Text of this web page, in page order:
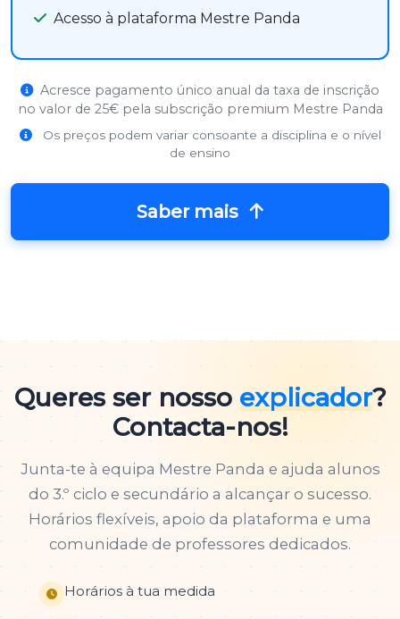
Acesso à plataforma Mestre Panda
Acresce pagamento único anual da taxa de inscrição
no valor de 25€ pela subscrição premium Mestre Panda
Os preços podem variar consoante a disciplina e o nível
de ensino
Saber mais
Queres ser nosso explicador?
Contacta-nos!
Junta-te à equipa Mestre Panda e ajuda alunos
do 3.º ciclo e secundário a alcançar o sucesso.
Horários flexíveis, apoio da plataforma e uma
comunidade de professores dedicados.
Horários à tua medida